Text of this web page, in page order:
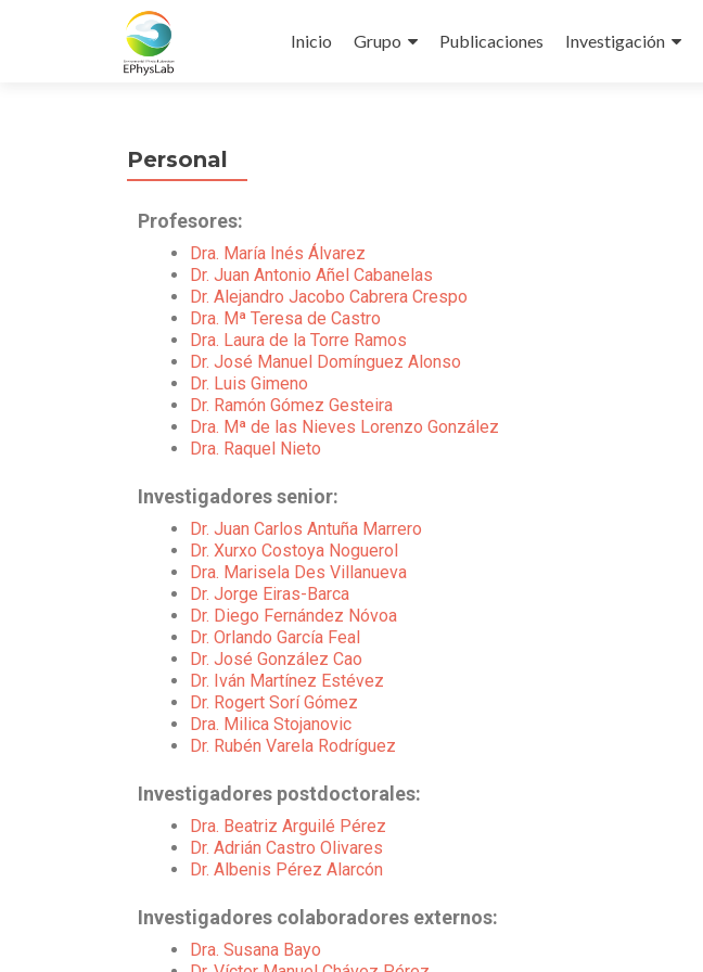
Inicio Grupo Publicaciones Investigación
Personal
Profesores:
Dra. María Inés Álvarez
Dr. Juan Antonio Añel Cabanelas
Dr. Alejandro Jacobo Cabrera Crespo
Dra. Mª Teresa de Castro
Dra. Laura de la Torre Ramos
Dr. José Manuel Domínguez Alonso
Dr. Luis Gimeno
Dr. Ramón Gómez Gesteira
Dra. Mª de las Nieves Lorenzo González
Dra. Raquel Nieto
Investigadores senior:
Dr. Juan Carlos Antuña Marrero
Dr. Xurxo Costoya Noguerol
Dra. Marisela Des Villanueva
Dr. Jorge Eiras-Barca
Dr. Diego Fernández Nóvoa
Dr. Orlando García Feal
Dr. José González Cao
Dr. Iván Martínez Estévez
Dr. Rogert Sorí Gómez
Dra. Milica Stojanovic
Dr. Rubén Varela Rodríguez
Investigadores postdoctorales:
Dra. Beatriz Arguilé Pérez
Dr. Adrián Castro Olivares
Dr. Albenis Pérez Alarcón
Investigadores colaboradores externos:
Dra. Susana Bayo